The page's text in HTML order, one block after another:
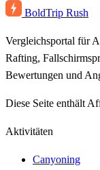
BoldTrip Rush
Vergleichsportal für
Rafting,
Bewertungen und
Diese Seite enthält
Aktivitäten
Canyoning